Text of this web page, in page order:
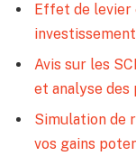
Effet de levier
Avis sur les
et analyse
Simulation de
vos gains